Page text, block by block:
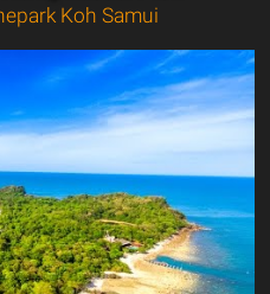
Koh Samui